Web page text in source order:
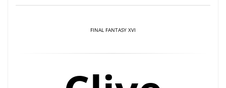
FINAL FANTASY XVI